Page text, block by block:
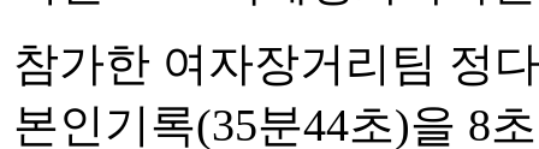
참가한 여자장거리팀 정
본인기록(35분44초)을 8